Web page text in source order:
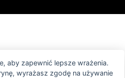
aby zapewnić lepsze wrażenia.
wyrażasz zgodę na używanie